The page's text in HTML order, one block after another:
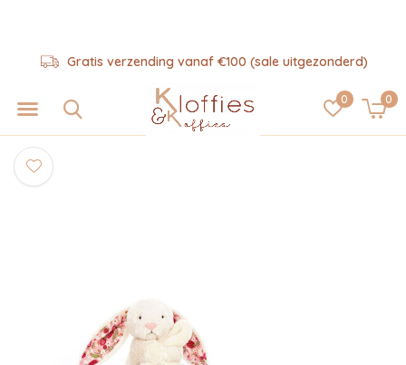
0 0
Gratis verzending vanaf €100 (sale uitgezonderd)